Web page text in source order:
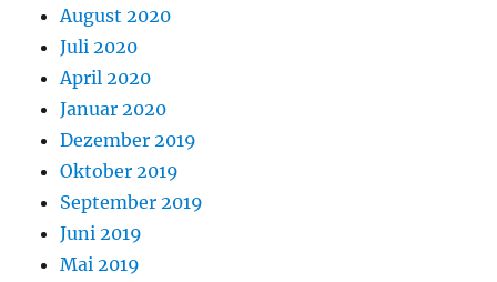
August 2020
Juli 2020
April 2020
Januar 2020
Dezember 2019
Oktober 2019
September 2019
Juni 2019
Mai 2019